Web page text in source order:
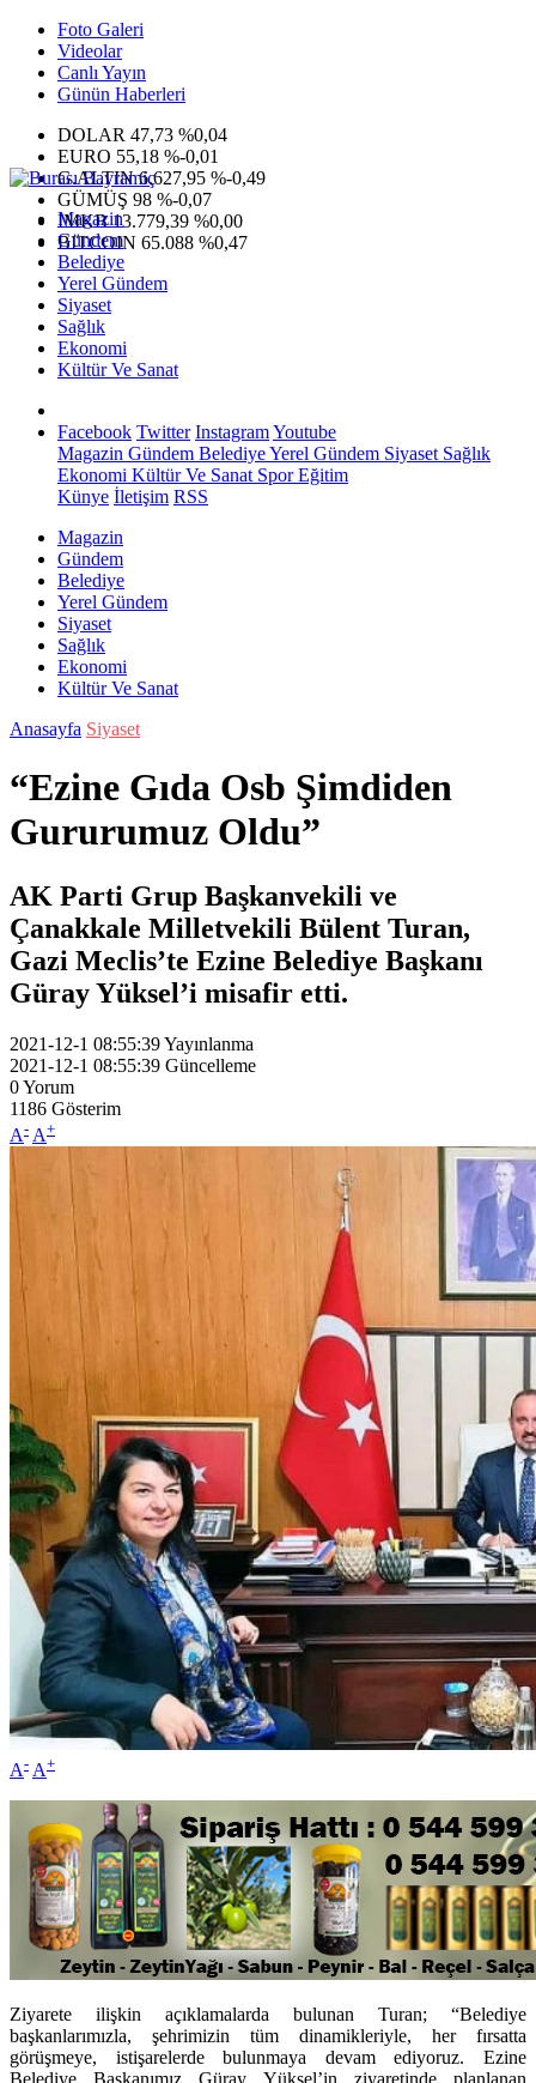
Foto Galeri
Videolar
Canlı Yayın
Günün Haberleri
DOLAR 47,73 %0,04
EURO 55,18 %-0,01
G.ALTIN6.627,95 %-0,49
GÜMÜŞ 98 %-0,07
IMKB13.779,39 %0,00
BITCOIN 65.088 %0,47
Magazin
Gündem
Belediye
Yerel Gündem
Siyaset
Sağlık
Ekonomi
Kültür Ve Sanat
Facebook Twitter InstagramYoutube
Magazin Gündem BelediyeYerel Gündem Siyaset Sağlık
Ekonomi Kültür Ve Sanat SporEğitim
Künye İletişim RSS
Magazin
Gündem
Belediye
Yerel Gündem
Siyaset
Sağlık
Ekonomi
Kültür Ve Sanat
Anasayfa Siyaset
“Ezine Gıda Osb Şimdiden
Gururumuz Oldu”
AK Parti Grup Başkanvekili ve
Çanakkale Milletvekili Bülent Turan,
Gazi Meclis’te Ezine Belediye Başkanı
Güray Yüksel’i misafir etti.
2021-12-1 08:55:39Yayınlanma
2021-12-1 08:55:39 Güncelleme
0Yorum
1186 Gösterim
A- A+
A- A+
Ziyarete ilişkin açıklamalarda bulunan Turan; “Belediye
başkanlarımızla, şehrimizin tüm dinamikleriyle, her fırsatta
görüşmeye, istişarelerde bulunmaya devam ediyoruz. Ezine